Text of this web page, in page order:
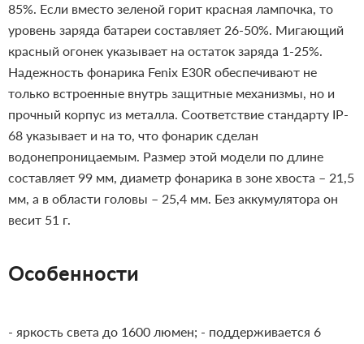
85%. Если вместо зеленой горит красная лампочка, то
уровень заряда батареи составляет 26-50%. Мигающий
красный огонек указывает на остаток заряда 1-25%.
Надежность фонарика Fenix E30R обеспечивают не
только встроенные внутрь защитные механизмы, но и
прочный корпус из металла. Соответствие стандарту IP-
68 указывает и на то, что фонарик сделан
водонепроницаемым. Размер этой модели по длине
составляет 99 мм, диаметр фонарика в зоне хвоста – 21,5
мм, а в области головы – 25,4 мм. Без аккумулятора он
весит 51 г.
Особенности
- яркость света до 1600 люмен; - поддерживается 6